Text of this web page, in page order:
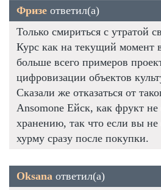
Фризе ответил(а)
Только смириться с утратой
Курс как на текущий момент
больше всего примеров
цифровизации объектов
Сказали же отказаться от
Ansomone Ейск, как фрукт
хранению, так что если вы не
хурму сразу после покупки.
Oksana ответил(а)